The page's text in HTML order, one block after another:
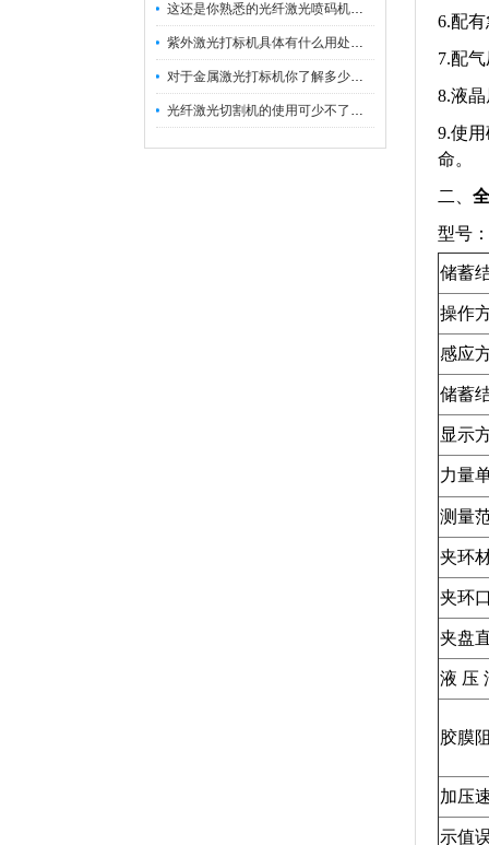
这还是你熟悉的光纤激光喷码机吗？
紫外激光打标机具体有什么用处呢？
对于金属激光打标机你了解多少呢？
光纤激光切割机的使用可少不了以下步骤
6.配
7.配
8.液
9.使
命。
二、
型号
储蓄
操作
感应
储蓄
显示
力量
测量
夹环
夹环
夹盘
液 压
胶膜
加压
示值